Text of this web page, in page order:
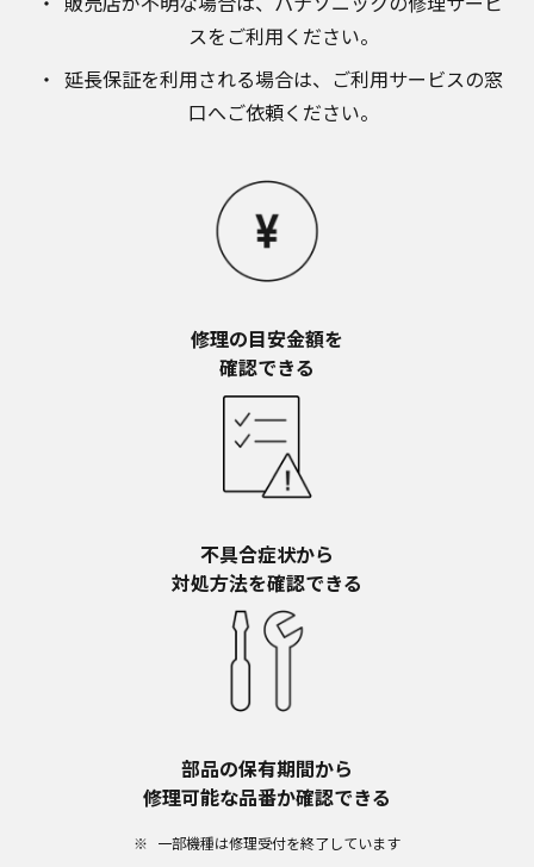
お近くの当社商品の取扱店、または当社サービス
会社に直接お問い合わせください。
本ウェブサイトのサービスに係わる損害の免責
本ウェブサイトのサービスの利用、または利用できな
かったことにより万一損害（データの破損・業務の中
の可能性があることについてあらかじめ知らされた場
合でも、当社は一切責任を負いませんことをご了承く
本ウェブサイトのサービスの中止、変更など
容や条件を変更する場合があります。あらかじめご了
取扱説明書は、商品をご購入いただいたお客様のため
の資料です。本ウェブサイトに公開されている取扱説
明書について、ご購入のお客様以外からのお問い合わ
せにはお応えできない場合がありますことを、ご了承
スをご利用ください。​
延長保証を利用される場合は、​ご利用サービスの窓
口へご依頼ください。
修理の目安金額を​
確認できる
不具合症状から​
対処方法を確認できる
部品の保有期間から​
修理可能な品番か確認できる
一部機種は修理受付を終了しています​